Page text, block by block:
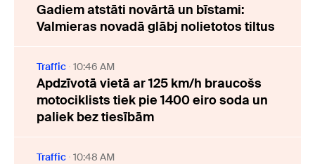
Gadiem atstāti novārtā un bīstami:
Valmieras novadā glābj nolietotos tiltus
Traffic 10:46 AM
Apdzīvotā vietā ar 125 km/h braucošs
motociklists tiek pie 1400 eiro soda un
paliek bez tiesībām
Traffic 10:48 AM